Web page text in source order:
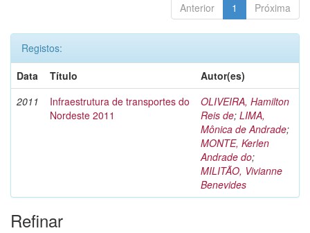
Anterior 1 Próxima
Registos:
Data
Título
Autor(es)
2011
Infraestrutura de transportes do
Nordeste 2011
OLIVEIRA, Hamilton
Reis de; LIMA,
Mônica de Andrade;
MONTE, Kerlen
Andrade do;
MILITÃO, Vivianne
Benevides
Refinar